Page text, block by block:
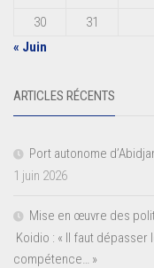
30
31
« Juin
ARTICLES RÉCENTS
Port autonome
1 juin 2026
Mise en œuvre des
Koidio : « Il faut
compétence… »